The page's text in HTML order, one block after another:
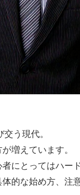
う現代。
増えています。
にとってはハー
的な始め方、注